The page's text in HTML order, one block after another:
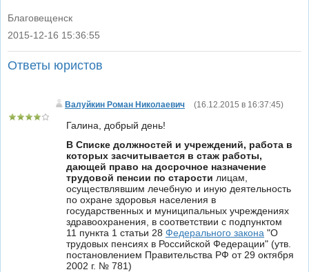
Благовещенск
|
2015-12-16 15:36:55
Ответы юристов
Валуйкин Роман Николаевич (16.12.2015 в 16:37:45)
Галина, добрый день!
В Списке должностей и учреждений, работа в
которых засчитывается в стаж работы,
дающей право на досрочное назначение
трудовой пенсии по старости лицам,
осуществлявшим лечебную и иную деятельность
по охране здоровья населения в
государственных и муниципальных учреждениях
здравоохранения, в соответствии с подпунктом
11 пункта 1 статьи 28 Федерального закона "О
трудовых пенсиях в Российской Федерации" (утв.
постановлением Правительства РФ от 29 октября
2002 г. № 781)